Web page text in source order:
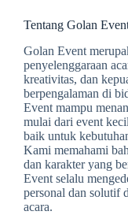
Tentang Golan
Golan Event
penyelenggaraan
kreativitas, dan
berpengalaman di
Event mampu
mulai dari event
baik untuk
Kami memahami
dan karakter yang
Event selalu
personal dan solutif
acara.